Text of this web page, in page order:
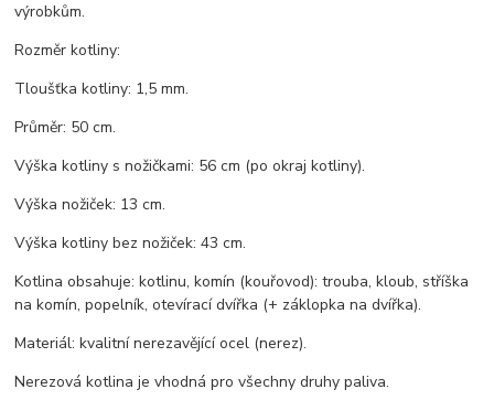
výrobkům.
Rozměr kotliny:
Tloušťka kotliny: 1,5 mm.
Průměr: 50 cm.
Výška kotliny s nožičkami: 56 cm (po okraj kotliny).
Výška nožiček: 13 cm.
Výška kotliny bez nožiček: 43 cm.
Kotlina obsahuje: kotlinu, komín (kouřovod): trouba, kloub, stříška
na komín, popelník, otevírací dvířka (+ záklopka na dvířka).
Materiál: kvalitní nerezavějící ocel (nerez).
Nerezová kotlina je vhodná pro všechny druhy paliva.